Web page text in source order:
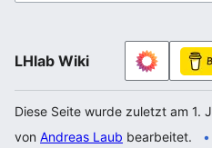
LHlab Wiki
Diese Seite wurde zuletzt am 1.
von Andreas Laub bearbeitet.